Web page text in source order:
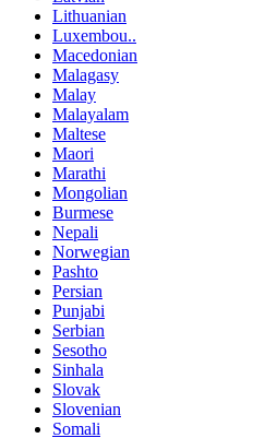
Lithuanian
Luxembou..
Macedonian
Malagasy
Malay
Malayalam
Maltese
Maori
Marathi
Mongolian
Burmese
Nepali
Norwegian
Pashto
Persian
Punjabi
Serbian
Sesotho
Sinhala
Slovak
Slovenian
Somali